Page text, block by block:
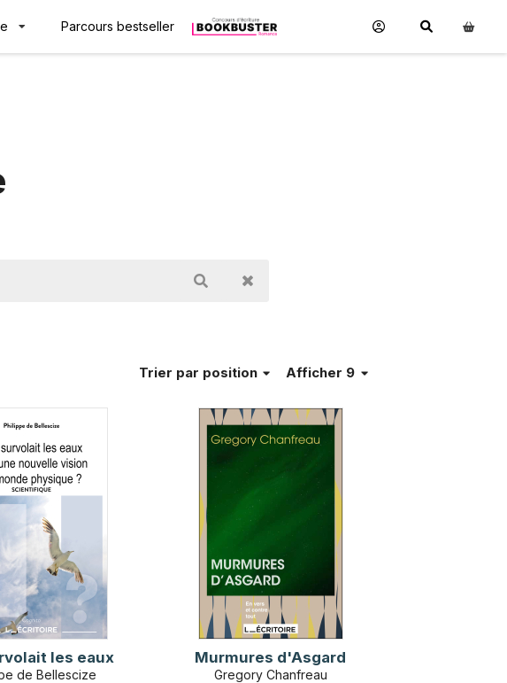
Parcours bestseller
Afficher 9
Trier par position
les eaux
de Bellescize
Murmures d'Asgard
Gregory Chanfreau